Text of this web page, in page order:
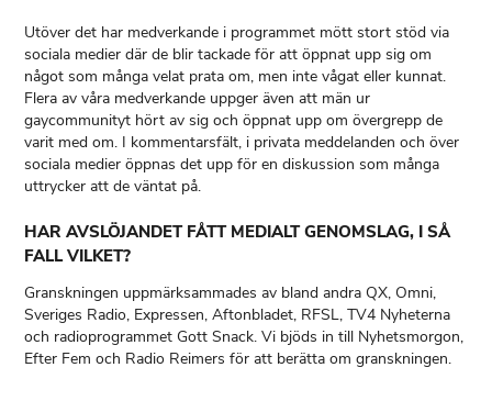
Utöver det har medverkande i programmet mött stort stöd via
sociala medier där de blir tackade för att öppnat upp sig om
något som många velat prata om, men inte vågat eller kunnat.
Flera av våra medverkande uppger även att män ur
gaycommunityt hört av sig och öppnat upp om övergrepp de
varit med om. I kommentarsfält, i privata meddelanden och över
sociala medier öppnas det upp för en diskussion som många
uttrycker att de väntat på.
HAR AVSLÖJANDET FÅTT MEDIALT GENOMSLAG, I SÅ
FALL VILKET?
Granskningen uppmärksammades av bland andra QX, Omni,
Sveriges Radio, Expressen, Aftonbladet, RFSL, TV4 Nyheterna
och radioprogrammet Gott Snack. Vi bjöds in till Nyhetsmorgon,
Efter Fem och Radio Reimers för att berätta om granskningen.